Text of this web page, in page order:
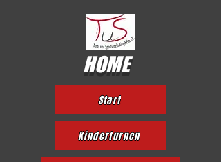
HOME
Start
Kinderturnen